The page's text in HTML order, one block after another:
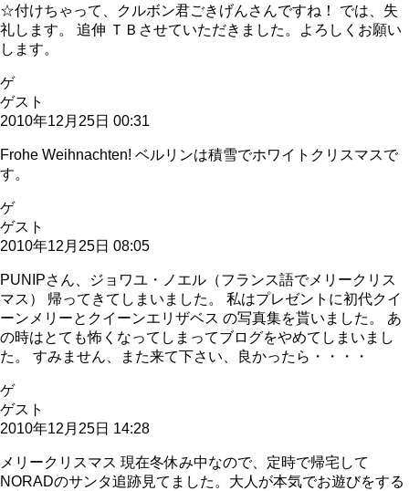
☆付けちゃって、クルボン君ごきげんさんですね！ では、失
礼します。 追伸 ＴＢさせていただきました。よろしくお願い
します。
ゲ
ゲスト
2010年12月25日 00:31
Frohe Weihnachten! ベルリンは積雪でホワイトクリスマスで
す。
ゲ
ゲスト
2010年12月25日 08:05
PUNIPさん、ジョワユ・ノエル（フランス語でメリークリス
マス） 帰ってきてしまいました。 私はプレゼントに初代クイ
ーンメリーとクイーンエリザベス の写真集を貰いました。 あ
の時はとても怖くなってしまってブログをやめてしまいまし
た。 すみません、また来て下さい、良かったら・・・・
ゲ
ゲスト
2010年12月25日 14:28
メリークリスマス 現在冬休み中なので、定時で帰宅して
NORADのサンタ追跡見てました。大人が本気でお遊びをする